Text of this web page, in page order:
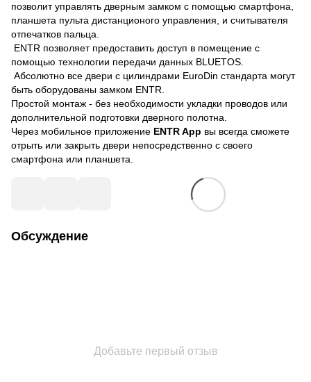
позволит управлять дверным замком с помощью смартфона,
планшета пульта дистанционого управления, и считывателя
отпечатков пальца.
ENTR позволяет предоставить доступ в помещение с
помощью технологии передачи данных BLUETOS.
Абсолютно все двери с цилиндрами EuroDin стандарта могут
быть оборудованы замком ENTR.
Простой монтаж - без необходимости укладки проводов или
дополнительной подготовки дверного полотна.
Через мобильное приложение ENTR App вы всегда сможете
отрыть или закрыть двери непосредственно с своего
смартфона или планшета.
Обсуждение
Добавьте первый отзыв